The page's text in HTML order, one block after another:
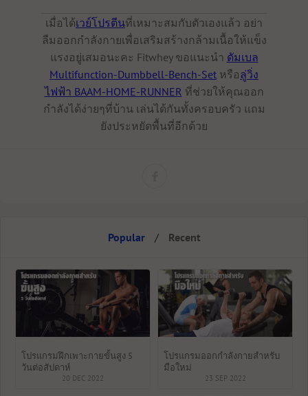
เมื่อได้เวย์โปรตีนที่เหมาะสมกับตัวเองแล้ว อย่า
ลืมออกกำลังกายเพื่อเสริมสร้างกล้ามเนื้อให้แข็ง
แรงอยู่เสมอนะคะ Fitwhey ขอแนะนำ ดัมเบล
Multifunction-Dumbbell-Bench-Set หรือลู่วิ่ง
ไฟฟ้า BAAM-HOME-RUNNER ที่ช่วยให้คุณออก
กำลังได้ง่ายๆที่บ้าน เล่นได้กันทั้งครอบครัว แถม
ยังประหยัดพื้นที่อีกด้วย
Popular / Recent
โปรแกรมฝึกเพาะกายขั้นสูง 5
วันต่อสัปดาห์
20 DEC 2022
โปรแกรมออกกำลังกายสำหรับ
มือใหม่
23 SEP 2022